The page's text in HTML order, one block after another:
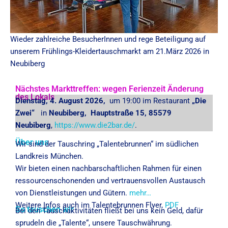
Wieder zahlreiche BesucherInnen und rege Beteiligung auf
unserem Frühlings-Kleidertauschmarkt am 21.März 2026 in
Neubiberg
Nächstes Markttreffen: wegen Ferienzeit Änderung
des Lokals
Dienstag, 4. August 2026, um 19:00 im Restaurant „Die
Zwei“ in Neubiberg, Hauptstraße 15, 85579
Neubiberg, https://www.die2bar.de/.
Über uns
Wir sind der Tauschring „Talentebrunnen“ im südlichen
Landkreis München.
Wir bieten einen nachbarschaftlichen Rahmen für einen
ressourcenschonenden und vertrauensvollen Austausch
von Dienstleistungen und Gütern. mehr…
Weitere Infos auch im Talentebrunnen Flyer, PDF
So tauschen wir
Bei den Tauschaktivitäten fließt bei uns kein Geld, dafür
sprudeln die „Talente“, unsere Tauschwährung.